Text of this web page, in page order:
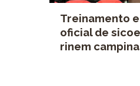
Treinamento
oficial de
rinem